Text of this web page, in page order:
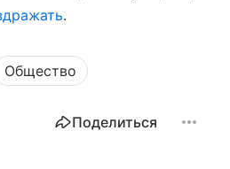
.
Общество
Поделиться